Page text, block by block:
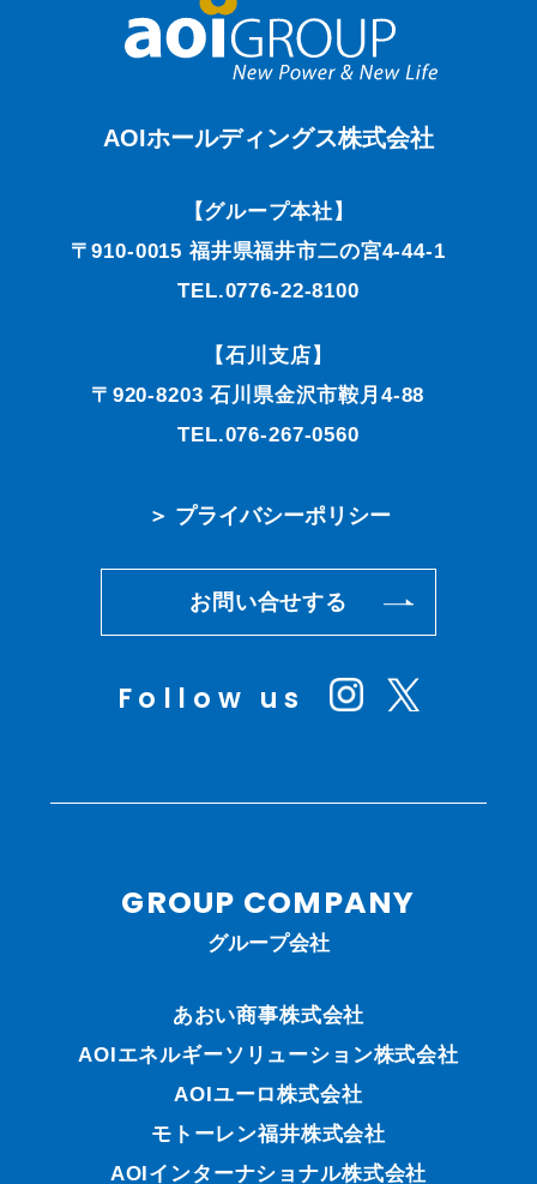
AOIホールディングス株式会社
【グループ本社】
〒910-0015 福井県福井市二の宮4-44-1
TEL.0776-22-8100
【石川支店】
〒920-8203 石川県金沢市鞍月4-88
TEL.076-267-0560
＞ プライバシーポリシー
お問い合せする
Follow us
GROUP COMPANY
グループ会社
あおい商事株式会社
AOIエネルギーソリューション株式会社
AOIユーロ株式会社
モトーレン福井株式会社
AOIインターナショナル株式会社